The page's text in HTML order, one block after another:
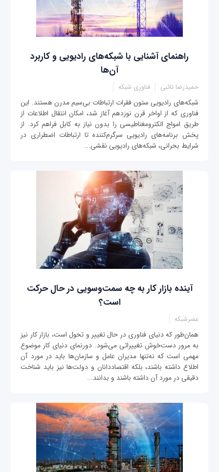
راهنمای آشنایی با شبکه‌های رادیویی و کاربرد
آن‌ها
حمیدرضا تائبی فناوری شبکه
شبکه‌های رادیویی ستون فقرات ارتباطات بی‌سیم مدرن هستند. این
فناوری که از اواخر قرن نوزدهم آغاز شد، امکان انتقال اطلاعات از
طریق امواج الکترومغناطیسی را بدون نیاز به کابل فراهم کرد. از
پخش برنامه‌های رادیویی سرگرم‌کننده تا ارتباطات اضطراری در
شرایط بحرانی، شبکه‌های رادیویی نقشی...
آینده بازار کار به چه سمت‌وسویی در حال حرکت
است؟
عصرشبکه
همان‌طور که دنیای فناوری در حال تغییر و تحول است، بازار کار نیز
به مرور دست‌خوش تغییراتی می‌شود. دورنمای دنیای کار موضوع
مهمی است که نه‌تنها مدیران عامل و سازمان‌ها باید در مورد آن
اطلاع داشته باشند، بلکه اقتصاددانان و دولت‌ها نیز باید شناخت
دقیقی در مورد آن داشته باشند و بدانند...